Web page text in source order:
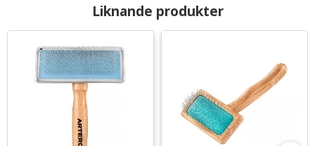
Liknande produkter